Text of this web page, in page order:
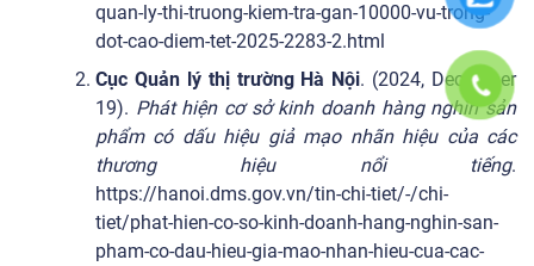
quan-ly-thi-truong-kiem-tra-gan-10000-vu-trong-
dot-cao-diem-tet-2025-2283-2.html
Cục Quản lý thị trường Hà Nội. (2024, December
19). Phát hiện cơ sở kinh doanh hàng nghìn sản
phẩm có dấu hiệu giả mạo nhãn hiệu của các
thương hiệu nổi tiếng.
https://hanoi.dms.gov.vn/tin-chi-tiet/-/chi-
tiet/phat-hien-co-so-kinh-doanh-hang-nghin-san-
pham-co-dau-hieu-gia-mao-nhan-hieu-cua-cac-